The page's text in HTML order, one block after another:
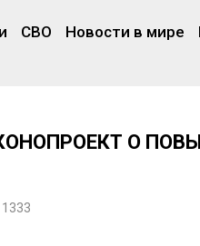
СВО Новости в мире
О